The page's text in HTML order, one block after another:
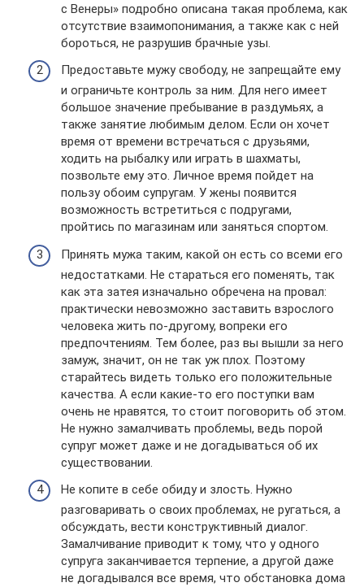
с Венеры» подробно описана такая проблема, как
отсутствие взаимопонимания, а также как с ней
бороться, не разрушив брачные узы.
Предоставьте мужу свободу, не запрещайте ему
и ограничьте контроль за ним. Для него имеет
большое значение пребывание в раздумьях, а
также занятие любимым делом. Если он хочет
время от времени встречаться с друзьями,
ходить на рыбалку или играть в шахматы,
позвольте ему это. Личное время пойдет на
пользу обоим супругам. У жены появится
возможность встретиться с подругами,
пройтись по магазинам или заняться спортом.
Принять мужа таким, какой он есть со всеми его
недостатками. Не стараться его поменять, так
как эта затея изначально обречена на провал:
практически невозможно заставить взрослого
человека жить по-другому, вопреки его
предпочтениям. Тем более, раз вы вышли за него
замуж, значит, он не так уж плох. Поэтому
старайтесь видеть только его положительные
качества. А если какие-то его поступки вам
очень не нравятся, то стоит поговорить об этом.
Не нужно замалчивать проблемы, ведь порой
супруг может даже и не догадываться об их
существовании.
Не копите в себе обиду и злость. Нужно
разговаривать о своих проблемах, не ругаться, а
обсуждать, вести конструктивный диалог.
Замалчивание приводит к тому, что у одного
супруга заканчивается терпение, а другой даже
не догадывался все время, что обстановка дома